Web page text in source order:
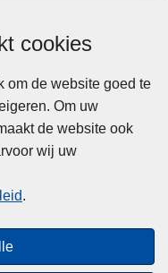
cookies
om de website goed te
Om uw
de website ook
wij uw
.